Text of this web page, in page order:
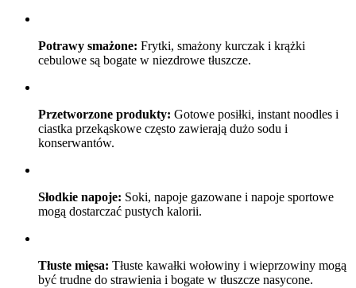
Potrawy smażone: Frytki, smażony kurczak i krążki
cebulowe są bogate w niezdrowe tłuszcze.
Przetworzone produkty: Gotowe posiłki, instant noodles i
ciastka przekąskowe często zawierają dużo sodu i
konserwantów.
Słodkie napoje: Soki, napoje gazowane i napoje sportowe
mogą dostarczać pustych kalorii.
Tłuste mięsa: Tłuste kawałki wołowiny i wieprzowiny mogą
być trudne do strawienia i bogate w tłuszcze nasycone.